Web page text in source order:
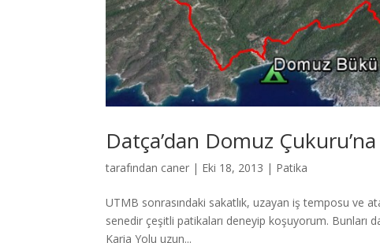
Datça’dan Domuz
tarafından caner | Eki 18, 2013 | Patika
UTMB sonrasındaki sakatlık, uzayan iş temposu ve
senedir çeşitli patikaları deneyip koşuyorum. Bunları
Karia Yolu uzun...